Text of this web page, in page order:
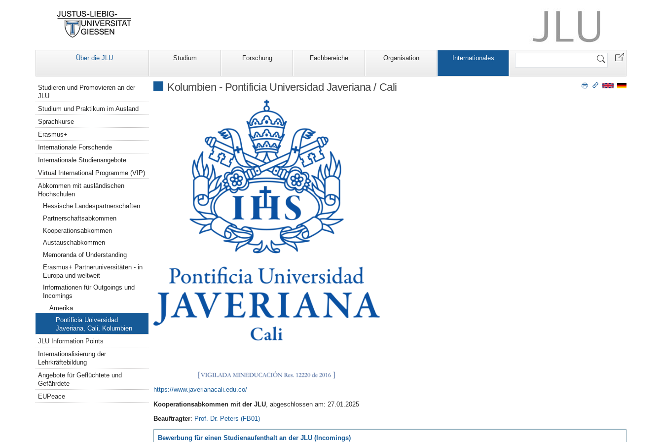
Über die JLU Studium Forschung Fachbereiche Organisation Internationales
Website
Kolumbien - Pontificia Universidad Javeriana / Cali
https://www.javerianacali.edu.co/
Kooperationsabkommen mit der JLU , abgeschlossen am: 27.01.2025
Beauftragter: Prof. Dr. Peters (FB01)
Bewerbung für einen Studienaufenthalt an der JLU (Incomings)
Navigation
Studieren und Promovieren an der
JLU
Studium und Praktikum im Ausland
Sprachkurse
Erasmus+
Internationale Forschende
Internationale Studienangebote
Virtual International Programme (VIP)
Abkommen mit ausländischen
Hochschulen
Hessische Landespartnerschaften
Partnerschaftsabkommen
Kooperationsabkommen
Austauschabkommen
Memoranda of Understanding
Erasmus+ Partneruniversitäten - in
Europa und weltweit
Informationen für Outgoings und
Incomings
Amerika
Pontificia Universidad
Javeriana, Cali, Kolumbien
JLU Information Points
Internationalisierung der
Lehrkräftebildung
Angebote für Geflüchtete und
Gefährdete
EUPeace